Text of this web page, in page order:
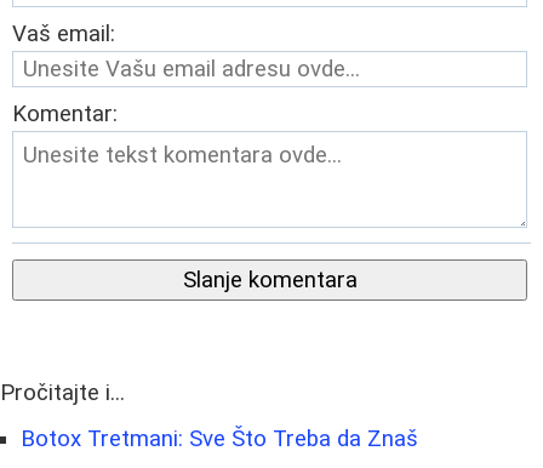
Vaš email:
Komentar:
Slanje komentara
Pročitajte i...
Botox Tretmani: Sve Što Treba da Znaš